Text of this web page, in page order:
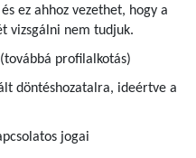
ez ahhoz vezethet, hogy a
vizsgálni nem tudjuk.
profilalkotás)
döntéshozatalra, ideértve a
jogai